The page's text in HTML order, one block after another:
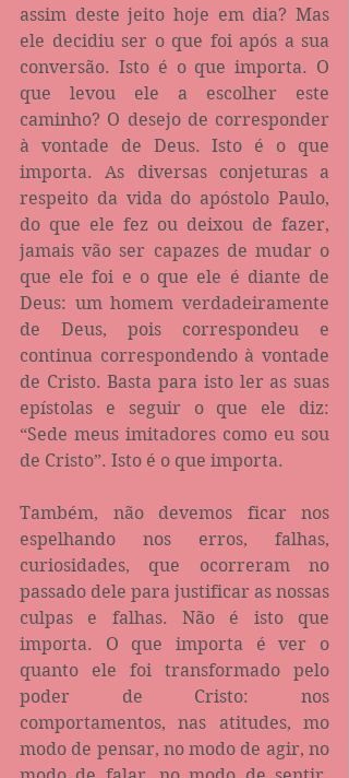
assim deste jeito hoje em dia? Mas
ele decidiu ser o que foi após a sua
conversão. Isto é o que importa. O
que levou ele a escolher este
caminho? O desejo de corresponder
à vontade de Deus. Isto é o que
importa. As diversas conjeturas a
respeito da vida do apóstolo Paulo,
do que ele fez ou deixou de fazer,
jamais vão ser capazes de mudar o
que ele foi e o que ele é diante de
Deus: um homem verdadeiramente
de Deus, pois correspondeu e
continua correspondendo à vontade
de Cristo. Basta para isto ler as suas
epístolas e seguir o que ele diz:
“Sede meus imitadores como eu sou
de Cristo”. Isto é o que importa.
Também, não devemos ficar nos
espelhando nos erros, falhas,
curiosidades, que ocorreram no
passado dele para justificar as nossas
culpas e falhas. Não é isto que
importa. O que importa é ver o
quanto ele foi transformado pelo
poder de Cristo: nos
comportamentos, nas atitudes, mo
modo de pensar, no modo de agir, no